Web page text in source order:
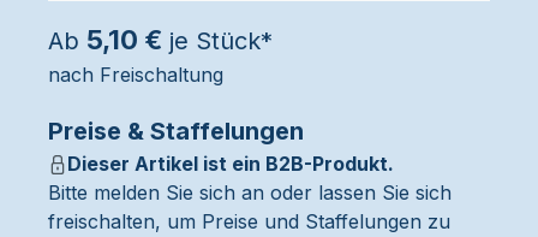
Ab 5,10 € je Stück*
nach Freischaltung
Preise & Staffelungen
Dieser Artikel ist ein B2B-Produkt.
Bitte melden Sie sich an oder lassen Sie sich
freischalten, um Preise und Staffelungen zu